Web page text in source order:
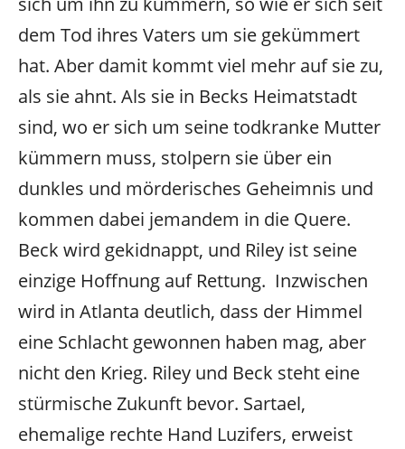
dem Tod ihres Vaters um sie gekümmert
hat. Aber damit kommt viel mehr auf sie zu,
als sie ahnt. Als sie in Becks Heimatstadt
sind, wo er sich um seine todkranke Mutter
kümmern muss, stolpern sie über ein
dunkles und mörderisches Geheimnis und
kommen dabei jemandem in die Quere.
Beck wird gekidnappt, und Riley ist seine
einzige Hoffnung auf Rettung. Inzwischen
wird in Atlanta deutlich, dass der Himmel
eine Schlacht gewonnen haben mag, aber
nicht den Krieg. Riley und Beck steht eine
stürmische Zukunft bevor. Sartael,
ehemalige rechte Hand Luzifers, erweist